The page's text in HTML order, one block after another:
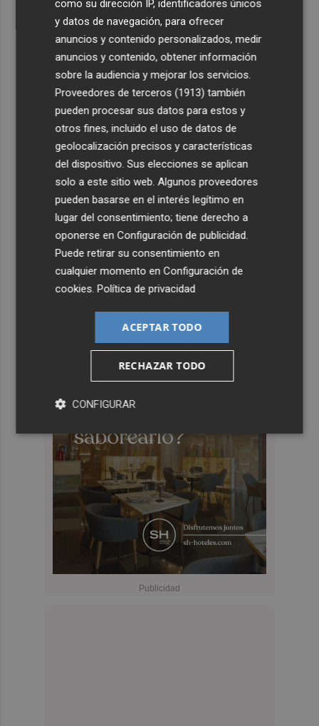
como su dirección IP, identificadores únicos
y datos de navegación, para ofrecer
anuncios y contenido personalizados, medir
anuncios y contenido, obtener información
sobre la audiencia y mejorar los servicios.
Proveedores de terceros (1913) también
pueden procesar sus datos para estos y
otros fines, incluido el uso de datos de
geolocalización precisos y características
del dispositivo. Sus elecciones se aplican
solo a este sitio web. Algunos proveedores
pueden basarse en el interés legítimo en
lugar del consentimiento; tiene derecho a
oponerse enConfiguración de publicidad
Puede retirar su consentimiento en
cualquier momento enConfiguración de
cookies .Política de privacidad
ACEPTAR TODO
RECHAZAR TODO
CONFIGURAR